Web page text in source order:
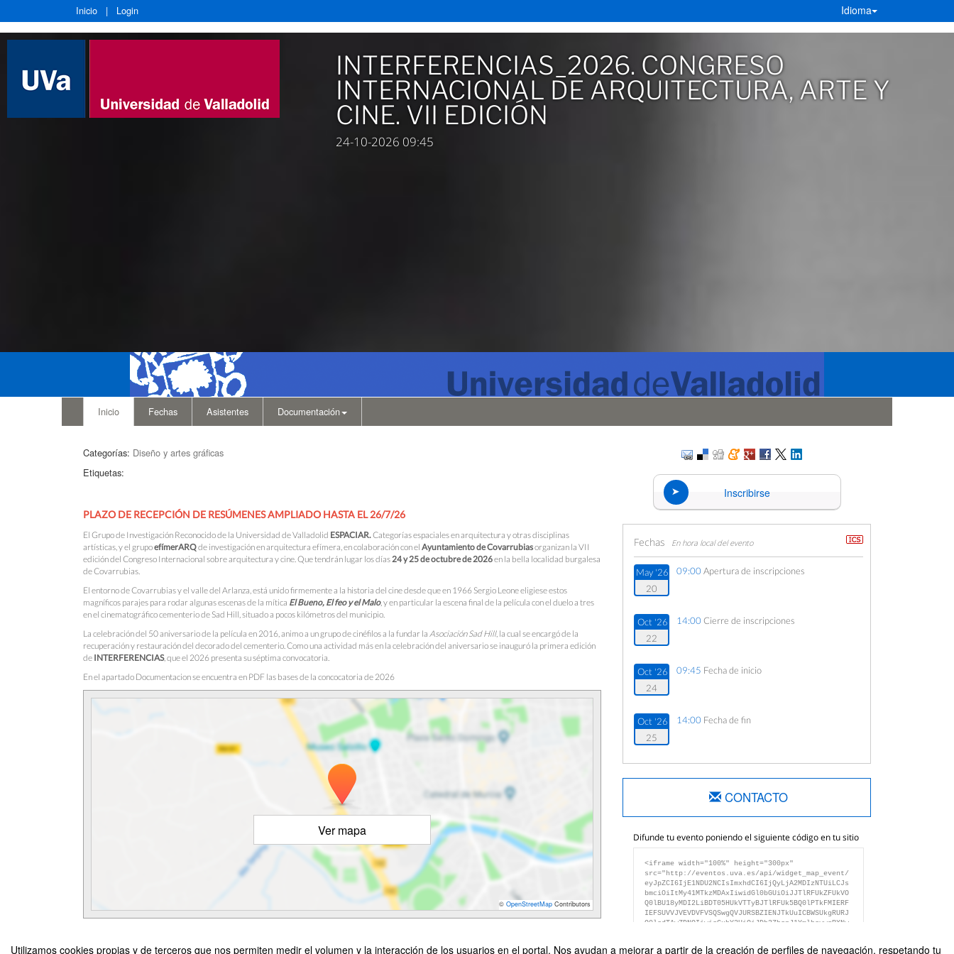
Utilizamos cookies propias y de terceros que nos permiten medir el volumen y la interacción de los usuarios en el portal. Nos ayudan a mejorar a partir de la creación de perfiles de navegación, respetando tu
Inicio | Login Idioma
INTERFERENCIAS_2026. CONGRESO
INTERNACIONAL DE ARQUITECTURA, ARTE Y
CINE. VII EDICIÓN
24-10-2026 09:45
Inicio Fechas Asistentes Documentación
Categorías: Diseño y artes gráficas
Etiquetas:
PLAZO DE RECEPCIÓN DE RESÚMENES AMPLIADO HASTA EL 26/7/26
El Grupo de Investigación Reconocido de la Universidad de Valladolid ESPACIAR.Categorías espaciales en arquitectura y otras disciplinas
artísticas, y el grupoefímerARQde investigación en arquitectura efímera, en colaboración con el Ayuntamiento de Covarrubiasorganizan la VII
edición del Congreso Internacional sobre arquitectura y cine. Que tendrán lugar los días24 y 25 de octubre de 2026en la bella localidad burgalesa
de Covarrubias.
El entorno de Covarrubias y el valle del Arlanza, está unido firmemente a la historia del cine desde que en 1966 Sergio Leone eligiese estos
magníficos parajes para rodar algunas escenas de la mítica El Bueno, El feo y el Malo, y en particular la escena final de la película con el duelo a tres
en el cinematográfico cementerio de Sad Hill, situado a pocos kilómetros del municipio.
La celebración del 50 aniversario de la película en 2016, animo a un grupo de cinéfilos a la fundar la Asociación Sad Hill, la cual se encargó de la
recuperación y restauración del decorado del cementerio. Como una actividad más en la celebración del aniversario se inauguró la primera edición
de INTERFERENCIAS, que el 2026 presenta su séptima convocatoria.
En el apartado Documentacion se encuentra en PDF las bases de la concocatoria de 2026
Ver mapa
© OpenStreetMap Contributors
Inscribirse
Fechas En hora local del evento
May '26
20
09:00 Apertura de inscripciones
Oct '26
22
14:00 Cierre de inscripciones
Oct '26
24
09:45 Fecha de inicio
Oct '26
25
14:00 Fecha de fin
CONTACTO
Difunde tu evento poniendo el siguiente código en tu sitio